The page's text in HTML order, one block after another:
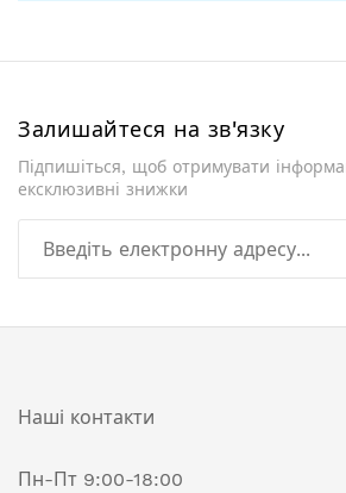
Залишайтеся на зв'язку
Підпишіться, щоб отримувати
ексклюзивні знижки
Наші контакти
Пн-Пт 9:00-18:00